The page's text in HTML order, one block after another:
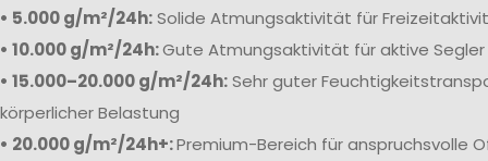
• 5.000 g/m²/24h:Solide Atmungsaktivität für
• 10.000 g/m²/24h:Gute Atmungsaktivität für aktive Segler
• 15.000–20.000 g/m²/24h:Sehr guter
körperlicher Belastung
• 20.000 g/m²/24h+:Premium-Bereich für anspruchsvolle